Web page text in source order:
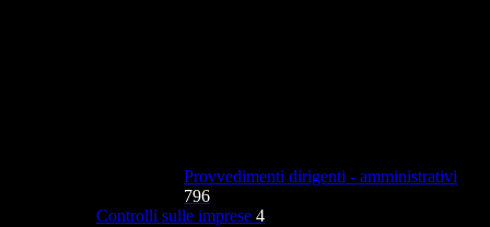
Provvedimenti dirigenti - amministrativi
796
Controlli sulle imprese 4